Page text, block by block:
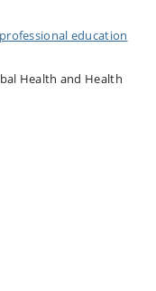
education
Health and Health